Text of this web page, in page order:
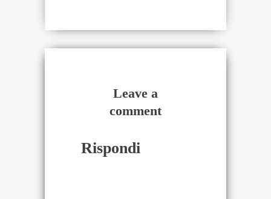
Leave a
comment
Rispondi